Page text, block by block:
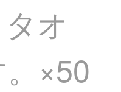
オ
×50